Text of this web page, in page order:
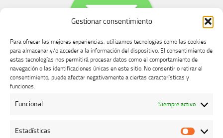
Gestionar consentimiento
Para ofrecer las mejores experiencias, utilizamos tecnologías como las cookies
para almacenar y/o acceder a la información del dispositivo. El consentimiento de
estas tecnologías nos permitirá procesar datos como el comportamiento de
navegación o las identificaciones únicas en este sitio. No consentir o retirar el
consentimiento, puede afectar negativamente a ciertas características y
funciones.
Funcional Siempre activo
Estadísticas
Buzón de dudas, quejas y sugerencias